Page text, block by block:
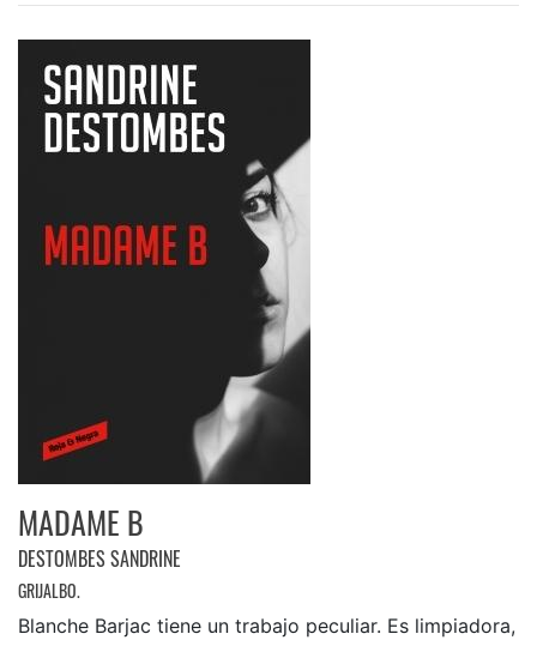
MADAME B
DESTOMBES SANDRINE
GRIJALBO.
Blanche Barjac tiene un trabajo peculiar. Es limpiadora,